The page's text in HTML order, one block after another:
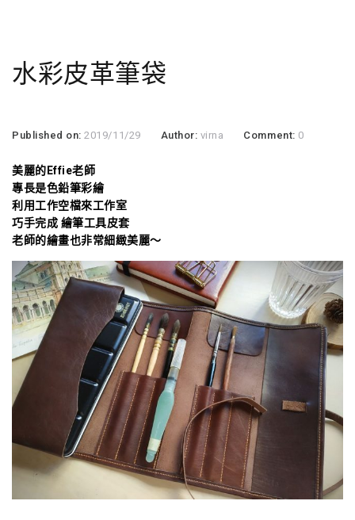
水彩皮革筆袋
Published on:2019/11/29 Author: virna Comment: 0
美麗的Effie老師
專長是色鉛筆彩繪
利用工作空檔來工作室
巧手完成 繪筆工具皮套
老師的繪畫也非常細緻美麗～